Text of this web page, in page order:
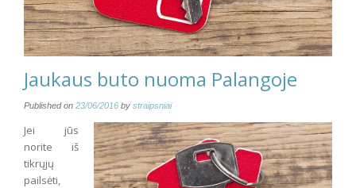
Jaukaus buto nuoma Palangoje
Published on 23/06/2016 by straipsniai
Jei jūs
norite iš
tikrųjų
pailsėti,